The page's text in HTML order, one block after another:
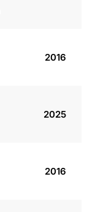
2016
2025
2016